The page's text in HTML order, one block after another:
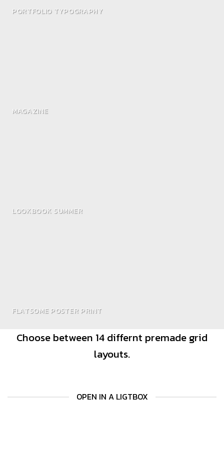
PORTFOLIO TYPOGRAPHY
MAGAZINE
LOOKBOOK SUMMER
FLATSOME POSTER PRINT
Choose between 14 differnt premade grid
layouts.
OPEN IN A LIGTBOX